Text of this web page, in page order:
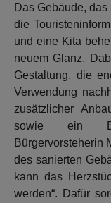
Das Gebäude,
die
und eine Kita
neuem Glanz.
Gestaltung, die
Verwendung
zusätzlicher
sowie ein
Bürgervorsteherin
des sanierten
kann das
werden“. Dafür